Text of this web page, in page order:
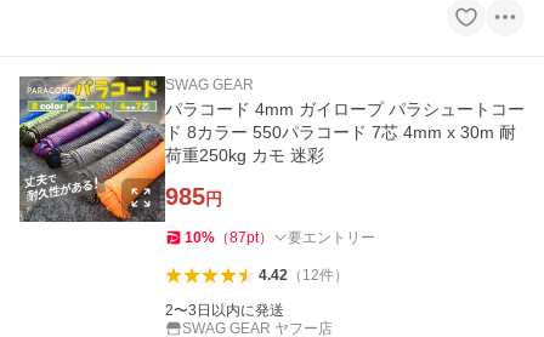
SWAG GEAR
パラコード 4mm ガイロープ パラシュートコー
ド 8カラー 550パラコード 7芯 4mm x 30m 耐
荷重250kg カモ 迷彩
985円
10% （87pt） 要エントリー
4.42（ 12件）
2〜3日以内に発送
SWAG GEAR ヤフー店